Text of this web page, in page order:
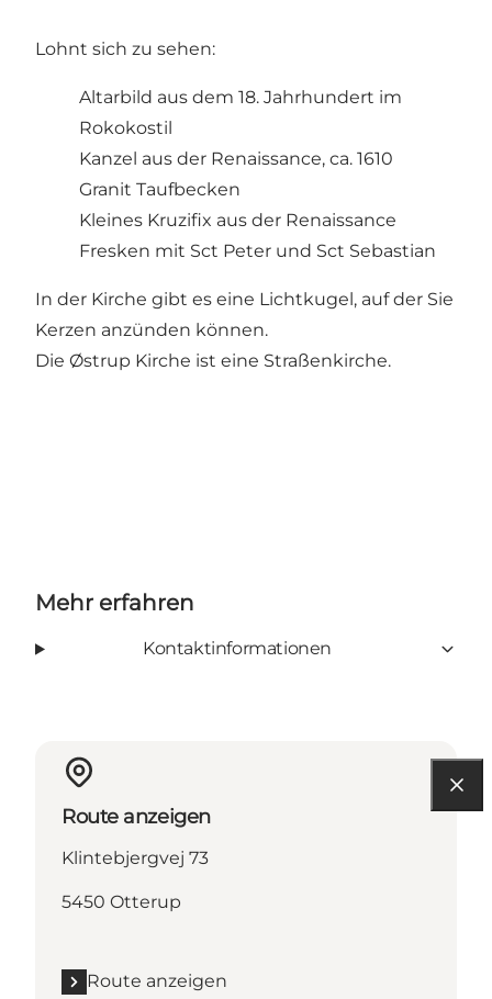
Lohnt sich zu sehen:
Altarbild aus dem 18. Jahrhundert im
Rokokostil
Kanzel aus der Renaissance, ca. 1610
Granit Taufbecken
Kleines Kruzifix aus der Renaissance
Fresken mit Sct Peter und Sct Sebastian
In der Kirche gibt es eine Lichtkugel, auf der Sie
Kerzen anzünden können.
Die Østrup Kirche ist eine Straßenkirche.
Mehr erfahren
Kontaktinformationen
Route anzeigen
Klintebjergvej 73
5450 Otterup
Route anzeigen